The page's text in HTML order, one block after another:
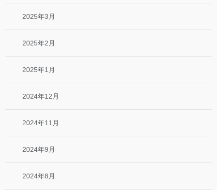
2025年3月
2025年2月
2025年1月
2024年12月
2024年11月
2024年9月
2024年8月